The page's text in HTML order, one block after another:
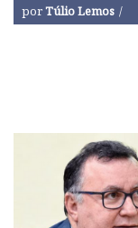
porTúlio Lemos